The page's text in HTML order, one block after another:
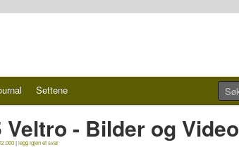
Settene
Veltro - Bilder og Video
|legg igjen et svar